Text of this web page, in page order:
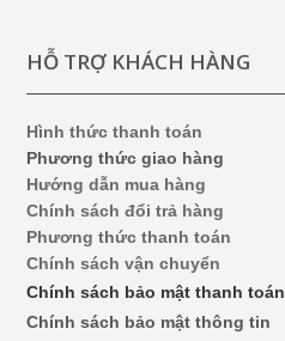
HỖ TRỢ KHÁCH HÀNG
Hình thức thanh toán
Phương thức giao hàng
Hướng dẫn mua hàng
Chính sách đổi trả hàng
Phương thức thanh toán
Chính sách vận chuyển
Chính sách bảo mật thanh toán
Chính sách bảo mật thông tin